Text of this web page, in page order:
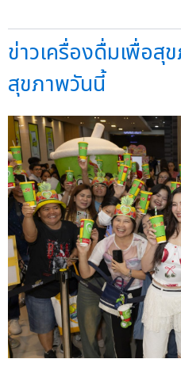
ข่าวเครื่องดื่มเพื่อสุ
สุขภาพวันนี้